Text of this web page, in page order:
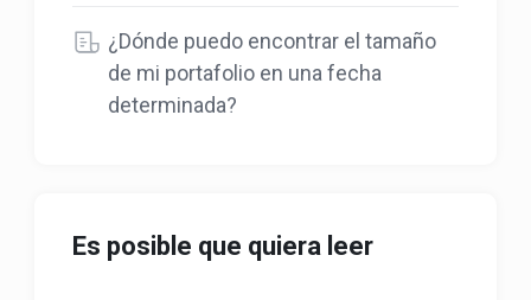
¿Dónde puedo encontrar el tamaño
de mi portafolio en una fecha
determinada?
Es posible que quiera leer